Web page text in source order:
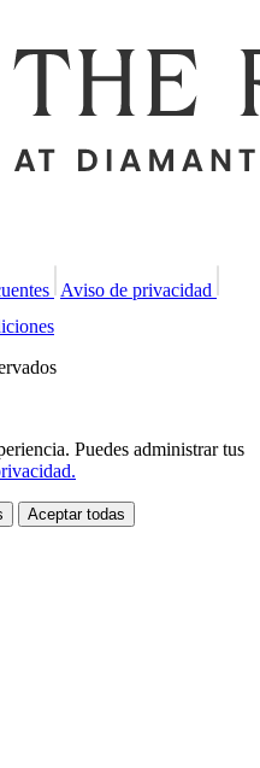
Aviso de privacidad
Puedes administrar tus
Aceptar todas